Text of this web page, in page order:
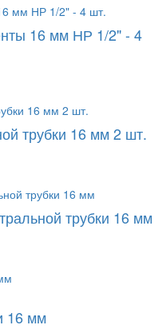
16 мм НР 1/2" - 4
трубки 16 мм 2 шт.
трубки 16 мм
16 мм